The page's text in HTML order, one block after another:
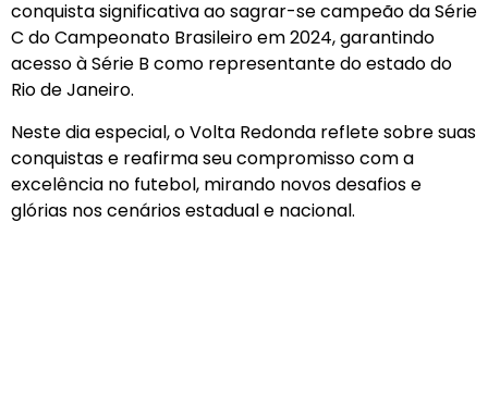
conquista significativa ao sagrar-se campeão da Série
C do Campeonato Brasileiro em 2024, garantindo
acesso à Série B como representante do estado do
Rio de Janeiro.
Neste dia especial, o Volta Redonda reflete sobre suas
conquistas e reafirma seu compromisso com a
excelência no futebol, mirando novos desafios e
glórias nos cenários estadual e nacional.